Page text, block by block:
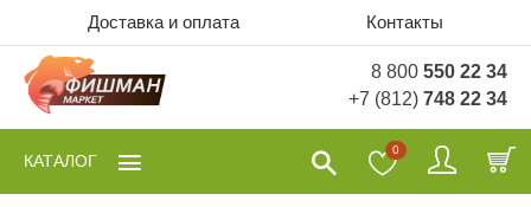
Доставка и оплата Контакты
8 800 550 22 34
+7 (812) 748 22 34
0
КАТАЛОГ